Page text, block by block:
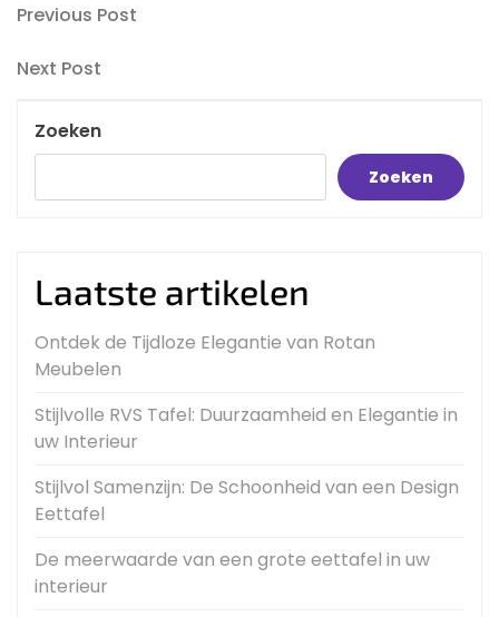
Bericht
navigatie
Previous
Previous Post
Next
Next Post
Zoeken
Zoeken
Laatste artikelen
Ontdek de Tijdloze Elegantie van Rotan
Meubelen
Stijlvolle RVS Tafel: Duurzaamheid en Elegantie in
uw Interieur
Stijlvol Samenzijn: De Schoonheid van een Design
Eettafel
De meerwaarde van een grote eettafel in uw
interieur